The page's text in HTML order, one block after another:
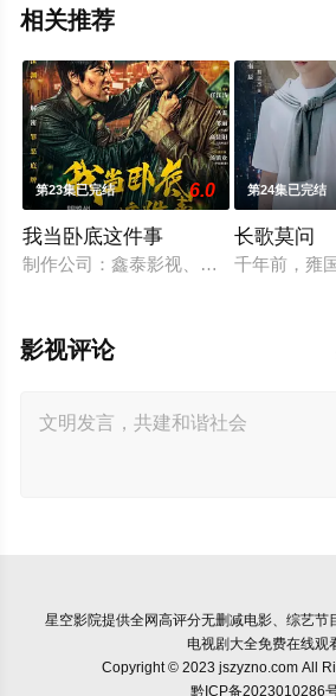
相关推荐
第23集已完结 6.0
我当卧底这件事
制作公司：鑫泰影视、妙笔华章 题材
第24集已完结
长歌莫问
千年前，雍
影视评论
星空影院提供全网高评分无删减电影、综艺节
电视剧大全免费在线观
Copyright © 2023 jszyzno.com All
黔ICP备2023010286